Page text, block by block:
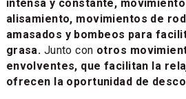
intensa y constante,
alisamiento, movimientos de
amasados y bombeos para
grasa. Junto con otros
envolventes, que facilitan la
ofrecen la oportunidad de